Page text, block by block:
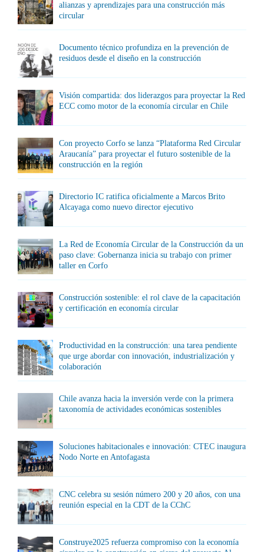
alianzas y aprendizajes para una construcción más
circular
Documento técnico profundiza en la prevención de
residuos desde el diseño en la construcción
Visión compartida: dos liderazgos para proyectar la Red
ECC como motor de la economía circular en Chile
Con proyecto Corfo se lanza “Plataforma Red Circular
Araucanía” para proyectar el futuro sostenible de la
construcción en la región
Directorio IC ratifica oficialmente a Marcos Brito
Alcayaga como nuevo director ejecutivo
La Red de Economía Circular de la Construcción da un
paso clave: Gobernanza inicia su trabajo con primer
taller en Corfo
Construcción sostenible: el rol clave de la capacitación
y certificación en economía circular
Productividad en la construcción: una tarea pendiente
que urge abordar con innovación, industrialización y
colaboración
Chile avanza hacia la inversión verde con la primera
taxonomía de actividades económicas sostenibles
Soluciones habitacionales e innovación: CTEC inaugura
Nodo Norte en Antofagasta
CNC celebra su sesión número 200 y 20 años, con una
reunión especial en la CDT de la CChC
Construye2025 refuerza compromiso con la economía